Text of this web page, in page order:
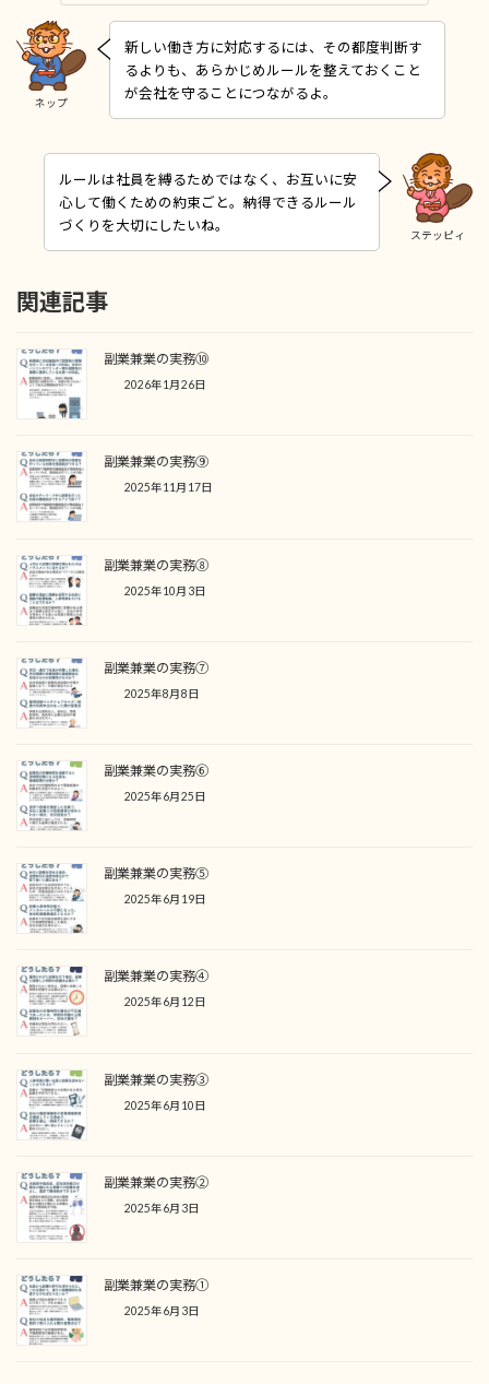
ネップ
新しい働き方に対応するには、その都度判断す
るよりも、あらかじめルールを整えておくこと
が会社を守ることにつながるよ。
ステッピィ
ルールは社員を縛るためではなく、お互いに安
心して働くための約束ごと。納得できるルール
づくりを大切にしたいね。
関連記事
副業兼業の実務⑩
2026年1月26日
副業兼業の実務⑨
2025年11月17日
副業兼業の実務⑧
2025年10月3日
副業兼業の実務⑦
2025年8月8日
副業兼業の実務⑥
2025年6月25日
副業兼業の実務⑤
2025年6月19日
副業兼業の実務④
2025年6月12日
副業兼業の実務③
2025年6月10日
副業兼業の実務②
2025年6月3日
副業兼業の実務①
2025年6月3日